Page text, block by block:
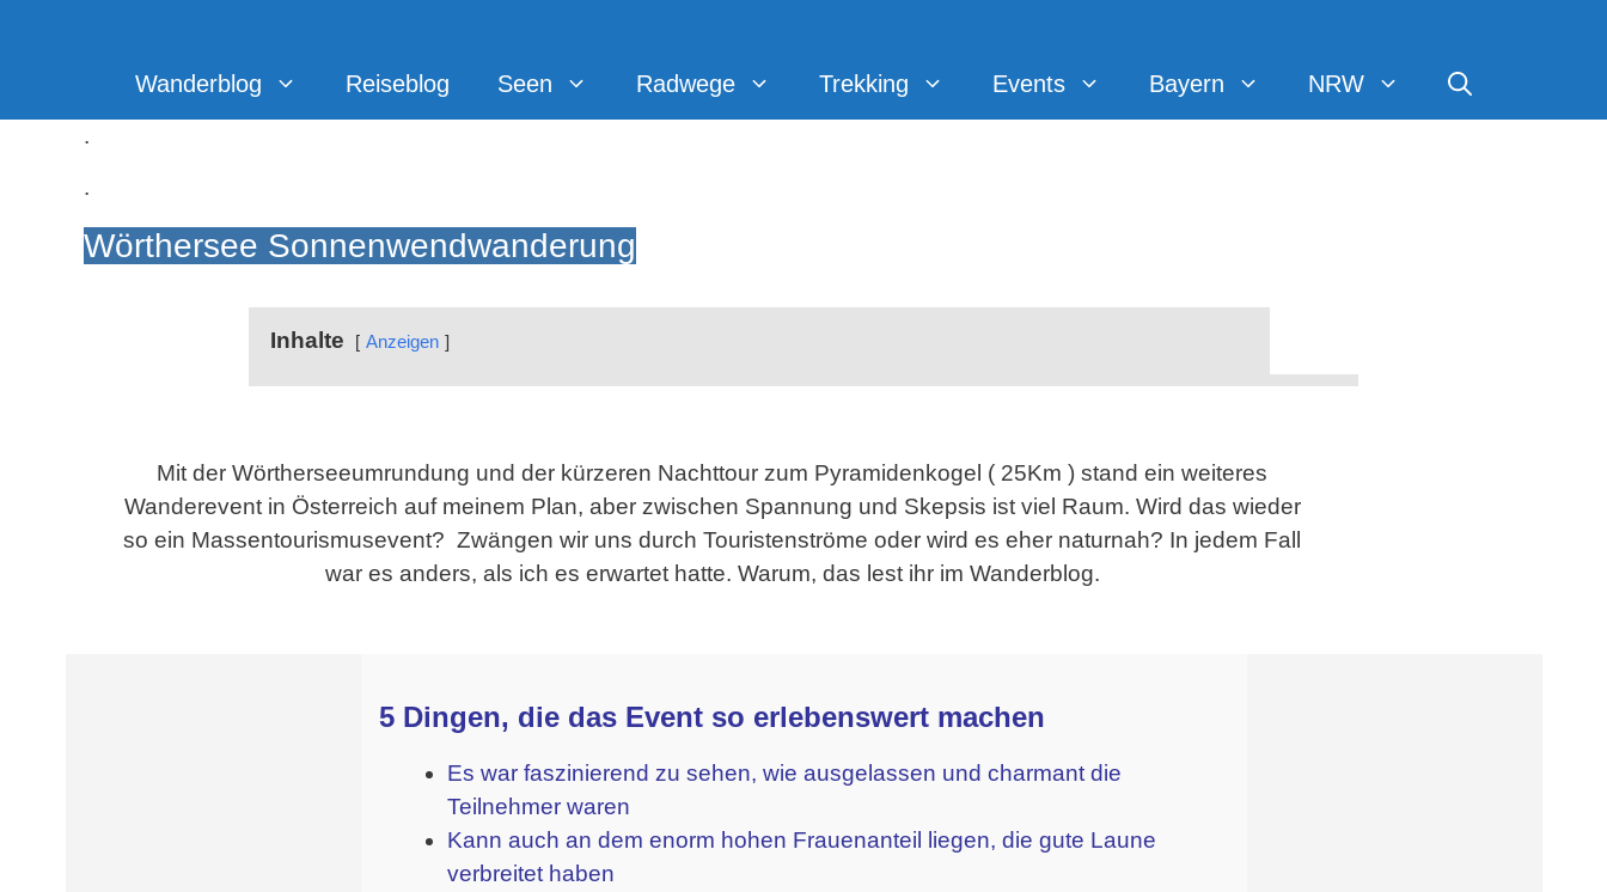
Wanderblog Reiseblog Seen Radwege Trekking Events Bayern NRW
.
.
Wörthersee Sonnenwendwanderung
Inhalte Anzeigen
Mit der Wörtherseeumrundung und der kürzeren Nachttour zum Pyramidenkogel ( 25Km ) stand ein weiteres
Wanderevent in Österreich auf meinem Plan, aber zwischen Spannung und Skepsis ist viel Raum. Wird das wieder
so ein Massentourismusevent? Zwängen wir uns durch Touristenströme oder wird es eher naturnah? In jedem Fall
war es anders, als ich es erwartet hatte. Warum, das lest ihr im Wanderblog.
5 Dingen, die das Event so erlebenswert machen
Es war faszinierend zu sehen, wie ausgelassen und charmant die
Teilnehmer waren
Kann auch an dem enorm hohen Frauenanteil liegen, die gute Laune
verbreitet haben